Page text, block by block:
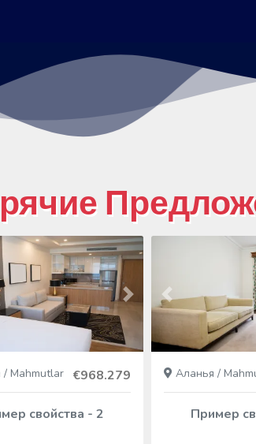
Следующий
/ Mahmutlar €968.279
свойства - 2
Пред
Аланья /
Пример